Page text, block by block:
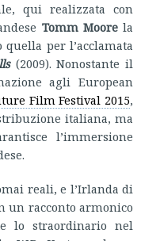
qui realizzata con
Tomm Moorela
per l’acclamata
(2009). Nonostante il
agli European
Film Festival 2015,
italiana, ma
l’immersione
reali, e l’Irlanda di
un racconto armonico
lo straordinario nel